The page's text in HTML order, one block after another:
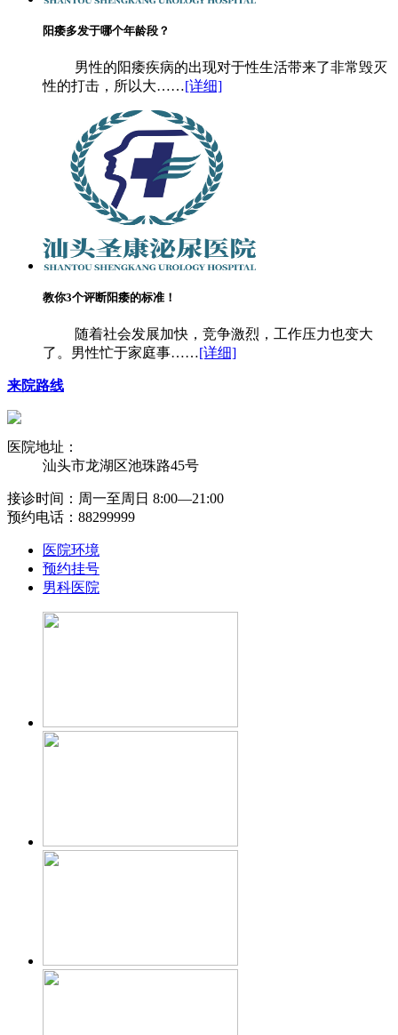
阳痿多发于哪个年龄段？
男性的阳痿疾病的出现对于性生活带来了非常毁灭
性的打击，所以大……[详细]
教你3个评断阳痿的标准！
随着社会发展加快，竞争激烈，工作压力也变大
了。男性忙于家庭事……[详细]
来院路线
医院地址：
汕头市龙湖区池珠路45号
接诊时间：周一至周日 8:00―21:00
预约电话：88299999
医院环境
预约挂号
男科医院